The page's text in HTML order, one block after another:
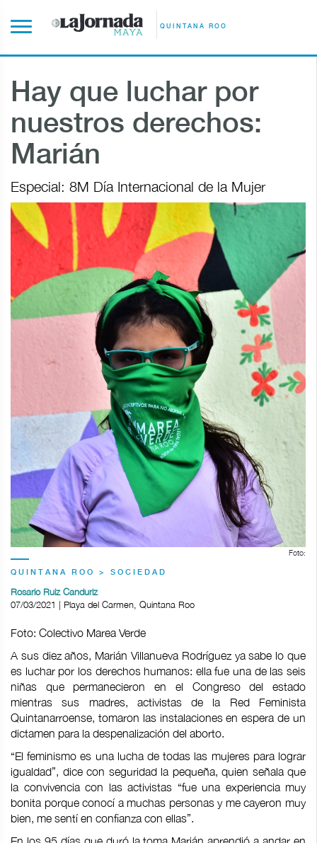
QUINTANA ROO
Hay que luchar por
nuestros derechos:
Marián
Especial: 8M Día Internacional de la Mujer
Foto:
QUINTANA ROO > SOCIEDAD
Rosario Ruiz Canduriz
07/03/2021 | Playa del Carmen, Quintana Roo
Foto: Colectivo Marea Verde
A sus diez años, Marián Villanueva Rodríguez ya sabe lo que
es luchar por los derechos humanos: ella fue una de las seis
niñas que permanecieron en el Congreso del estado
mientras sus madres, activistas de la Red Feminista
Quintanarroense, tomaron las instalaciones en espera de un
dictamen para la despenalización del aborto.
“El feminismo es una lucha de todas las mujeres para lograr
igualdad”, dice con seguridad la pequeña, quien señala que
la convivencia con las activistas “fue una experiencia muy
bonita porque conocí a muchas personas y me cayeron muy
bien, me sentí en confianza con ellas”.